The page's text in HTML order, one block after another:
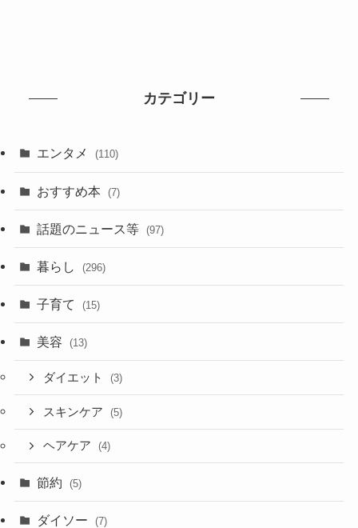
カテゴリー
エンタメ (110)
おすすめ本 (7)
話題のニュース等 (97)
暮らし (296)
子育て (15)
美容 (13)
ダイエット (3)
スキンケア (5)
ヘアケア (4)
節約 (5)
ダイソー (7)